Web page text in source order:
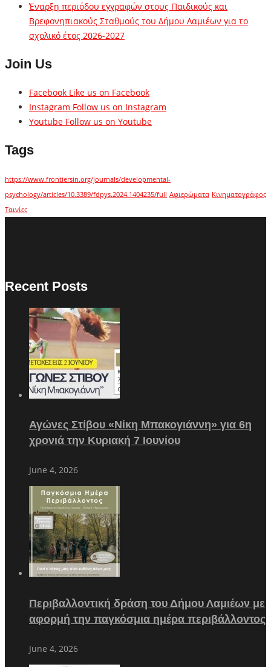
Έναρξη περιόδου εγγραφών στους Παιδικούς και
Βρεφονηπιακούς Σταθμούς του Δήμου Λαμιέων για το
σχολικό έτος 2026-2027
Join Us
Facebook Like us on Facebook
Instagram Follow us on Instagram
Youtube Follow us on Youtube
Tags
https://www.frontiersin.org/journals/developmental-
psychology/articles/10.3389/fdpys.2024.1404235/full Αφιερώματα Κινηματογράφος
Ταινίες
Recent Posts
Αγώνες Στίβου «Νίκη Μπακογιάννη» για 6η
χρονιά την Κυριακή 7 Ιουνίου
June 4, 2026
Περιβαλλοντική δράση του Δήμου Λαμιέων με
αφορμή την παγκόσμια ημέρα περιβάλλοντος
June 4, 2026